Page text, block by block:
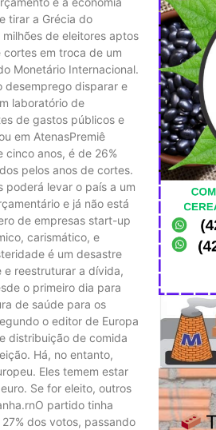
tirar a Grécia do
de eleitores aptos
em troca de um
Monetário Internacional.
desemprego disparar e
laboratório de
de gastos públicos e
em AtenasPremiê
cinco anos, é de 26%
pelos anos de cortes.
poderá levar o país a um
e já não está
de empresas start-up
carismático, e
é um desastre
e reestruturar a dívida,
o primeiro dia para
de saúde para os
o editor de Europa
distribuição de comida
Há, no entanto,
Eles temem estar
Se for eleito, outros
partido tinha
dos votos, passando